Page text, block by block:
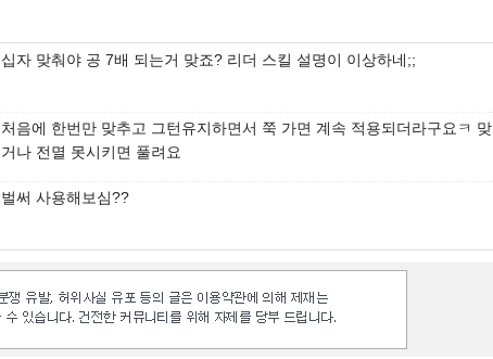
십자 맞춰야 공 7배 되는거 맞죠? 리더 스킬 설명이 이상하네;;
처음에 한번만 맞추고 그턴유지하면서 쭉 가면 계속 적용되더라구요ㅋ 맞
거나 전멸 못시키면 풀려요
벌써 사용해보심??